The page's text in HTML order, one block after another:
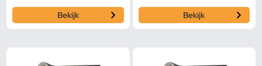
Bekijk Bekijk